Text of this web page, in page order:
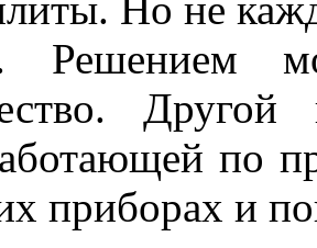
Решением
по
приборах и